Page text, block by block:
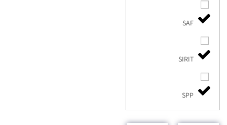
SAF
SIRIT
SPP